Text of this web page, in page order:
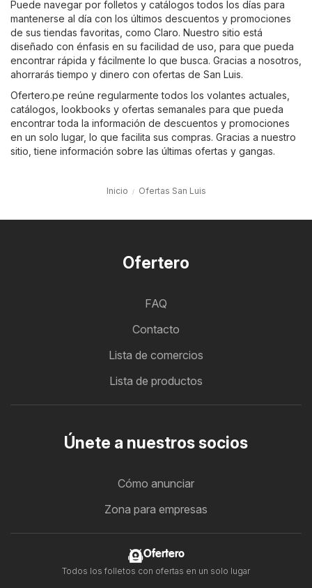
Puede navegar por folletos y catálogos todos los días para
mantenerse al día con los últimos descuentos y promociones
de sus tiendas favoritas, como Claro. Nuestro sitio está
diseñado con énfasis en su facilidad de uso, para que pueda
encontrar rápida y fácilmente lo que busca. Gracias a nosotros,
ahorrarás tiempo y dinero con ofertas de San Luis.
Ofertero.pe reúne regularmente todos los volantes actuales,
catálogos, lookbooks y ofertas semanales para que pueda
encontrar toda la información de descuentos y promociones
en un solo lugar, lo que facilita sus compras. Gracias a nuestro
sitio, tiene información sobre las últimas ofertas y gangas.
Inicio Ofertas San Luis
Ofertero
FAQ
Contacto
Lista de comercios
Lista de productos
Únete a nuestros socios
Cómo anunciar
Zona para empresas
Ofertero
Todos los folletos con ofertas en un solo lugar